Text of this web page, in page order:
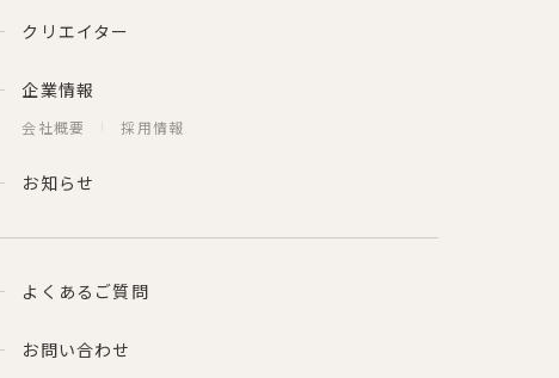
クリエイター
企業情報
会社概要 採用情報
お知らせ
よくあるご質問
お問い合わせ